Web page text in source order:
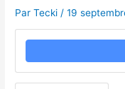
ParTecki /19